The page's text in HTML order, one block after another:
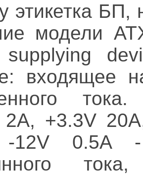
этикетка БП,
модели
входящее
2A, +3.3V
12V 0.5A -